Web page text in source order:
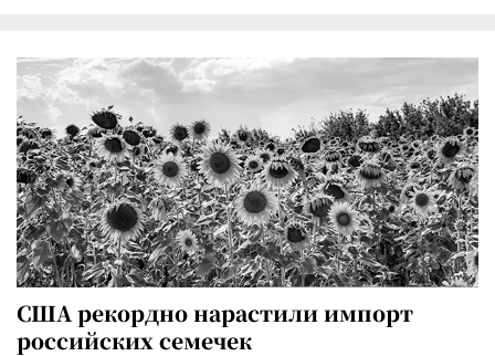
США рекордно нарастили импорт
российских семечек